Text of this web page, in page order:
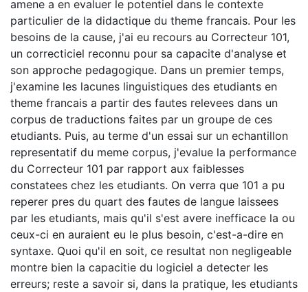
amene a en evaluer le potentiel dans le contexte
particulier de la didactique du theme francais. Pour les
besoins de la cause, j'ai eu recours au Correcteur 101,
un correcticiel reconnu pour sa capacite d'analyse et
son approche pedagogique. Dans un premier temps,
j'examine les lacunes linguistiques des etudiants en
theme francais a partir des fautes relevees dans un
corpus de traductions faites par un groupe de ces
etudiants. Puis, au terme d'un essai sur un echantillon
representatif du meme corpus, j'evalue la performance
du Correcteur 101 par rapport aux faiblesses
constatees chez les etudiants. On verra que 101 a pu
reperer pres du quart des fautes de langue laissees
par les etudiants, mais qu'il s'est avere inefficace la ou
ceux-ci en auraient eu le plus besoin, c'est-a-dire en
syntaxe. Quoi qu'il en soit, ce resultat non negligeable
montre bien la capacitie du logiciel a detecter les
erreurs; reste a savoir si, dans la pratique, les etudiants